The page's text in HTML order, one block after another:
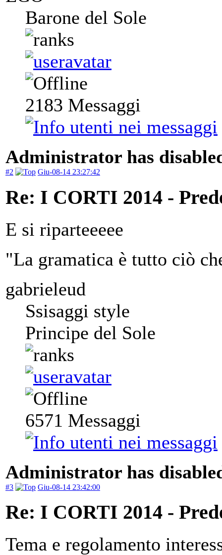
Barone del Sole
2183 Messaggi
Administrator has
#2 Giu-08-14 23:27:42
Re: I CORTI 2014 -
E si riparteeeee
"La gramatica è tutto ciò
gabrieleud
Ssisaggi style
Principe del Sole
6571 Messaggi
Administrator has
#3 Giu-08-14 23:42:00
Re: I CORTI 2014 -
Tema e regolamento